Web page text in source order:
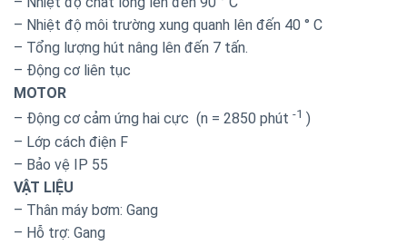
– Nhiệt độ môi trường xung quanh lên đến 40 ° C
– Tổng lượng hút nâng lên đến 7 tấn.
– Động cơ liên tục
MOTOR
– Động cơ cảm ứng hai cực (n = 2850 phút -1 )
– Lớp cách điện F
– Bảo vệ IP 55
VẬT LIỆU
– Thân máy bơm: Gang
– Hỗ trợ: Gang